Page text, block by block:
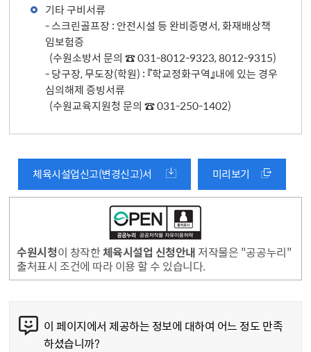
기타 구비서류
- 스크린골프장 : 안전시설 등 완비증명서, 화재배상책
임보험증
(수원소방서 문의 ☎ 031-8012-9323, 8012-9315)
- 당구장, 무도장(학원) : 『학교정화구역』내에 있는 경우
심의해제 증빙서류
(수원교육지원청 문의 ☎ 031-250-1402)
체육시설업신고(변경신고)서 미리보기
수원시청이 창작한체육시설업 신청안내 저작물은 "공공누리"
출처표시 조건에 따라 이용 할 수 있습니다.
이 페이지에서 제공하는 정보에 대하여 어느 정도 만족
하셨습니까?